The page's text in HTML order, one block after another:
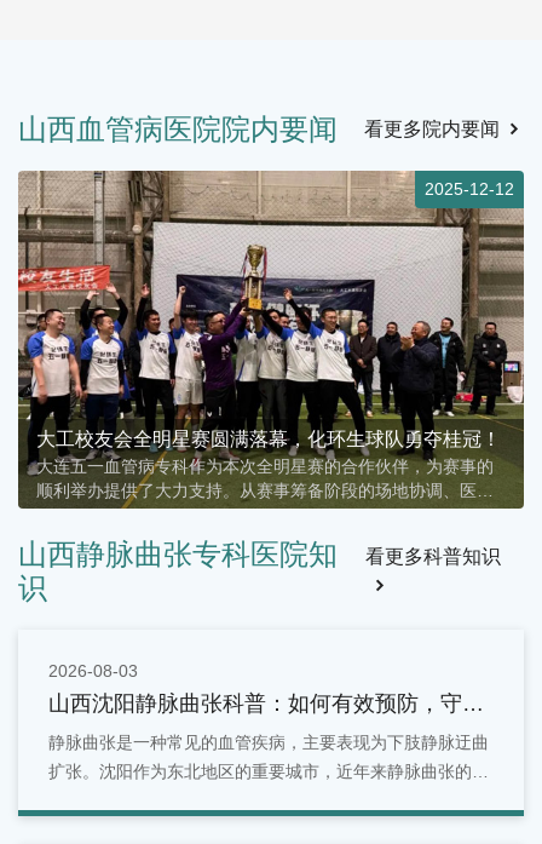
山西血管病医院院内要闻 看更多院内要闻
2025-12-05
下肢静脉曲张的诊断方法
大连五一血管病专科主任、血管外科副主任医师、医学硕士杨
本迅: 下肢静脉曲张疾病目前常用诊断方法有如下三种：止血带
捆扎测试法、下肢顺行或逆行性静脉造影、彩色多普勒超声
山西静脉曲张专科医院知
识
看更多科普知识
2026-08-03
山西沈阳静脉曲张科普：如何有效预防，守护
你的健康血管
静脉曲张是一种常见的血管疾病，主要表现为下肢静脉迂曲
扩张。沈阳作为东北地区的重要城市，近年来静脉曲张的发